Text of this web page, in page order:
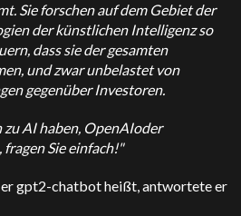
Sie forschen auf dem Gebiet der
der künstlichen Intelligenz so
dass sie der gesamten
und zwar unbelastet von
gegenüber Investoren.
zu AI haben, OpenAIoder
Sie einfach!"
er gpt2-chatbot heißt, antwortete er